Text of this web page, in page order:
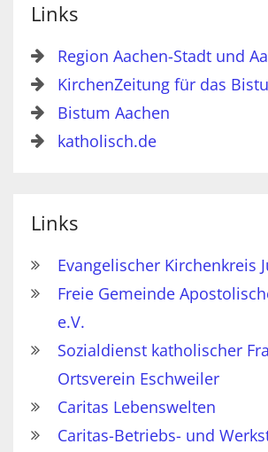
Links
Region Aachen-Stadt und
KirchenZeitung für das
Bistum Aachen
katholisch.de
Links
Evangelischer Kirchenkreis
Freie Gemeinde
e.V.
Sozialdienst katholischer
Ortsverein Eschweiler
Caritas Lebenswelten
Caritas-Betriebs- und